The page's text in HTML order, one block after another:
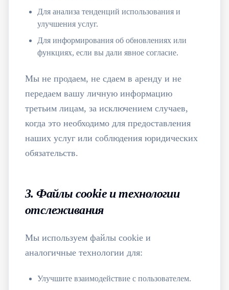
Для анализа тенденций использования и
улучшения услуг.
Для информирования об обновлениях или
функциях, если вы дали явное согласие.
Мы не продаем, не сдаем в аренду и не
передаем вашу личную информацию
третьим лицам, за исключением случаев,
когда это необходимо для предоставления
наших услуг или соблюдения юридических
обязательств.
3. Файлы cookie и технологии
отслеживания
Мы используем файлы cookie и
аналогичные технологии для:
Улучшите взаимодействие с пользователем.